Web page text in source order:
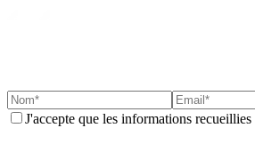
J'accepte que les informations